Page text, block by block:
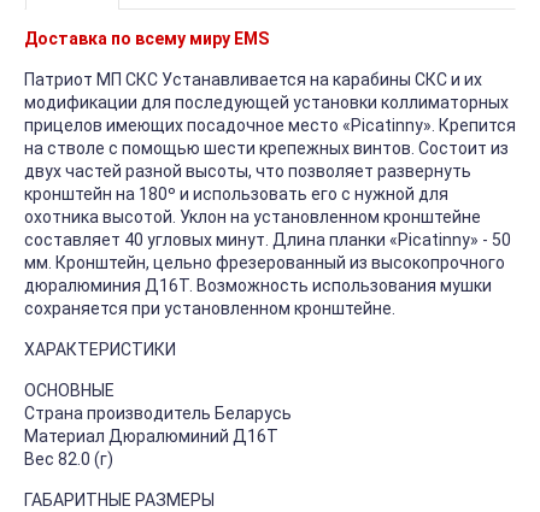
Доставка по всему миру EMS
Патриот МП СКС Устанавливается на карабины СКС и их
модификации для последующей установки коллиматорных
прицелов имеющих посадочное место «Picatinny». Крепится
на стволе с помощью шести крепежных винтов. Состоит из
двух частей разной высоты, что позволяет развернуть
кронштейн на 180º и использовать его с нужной для
охотника высотой. Уклон на установленном кронштейне
составляет 40 угловых минут. Длина планки «Picatinny» - 50
мм. Кронштейн, цельно фрезерованный из высокопрочного
дюралюминия Д16Т. Возможность использования мушки
сохраняется при установленном кронштейне.
ХАРАКТЕРИСТИКИ
ОСНОВНЫЕ
Страна производитель Беларусь
Материал Дюралюминий Д16Т
Вес 82.0 (г)
ГАБАРИТНЫЕ РАЗМЕРЫ